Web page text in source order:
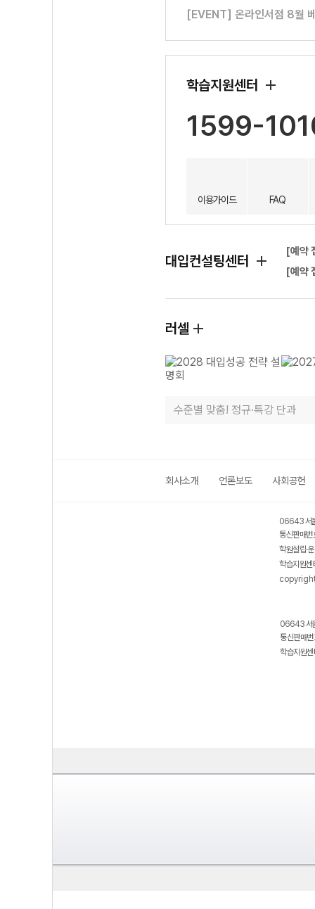
[EVENT] 온라인서점 8월
학습지원센터
1599-
이용가이드 FAQ
대입컨설팅센터
[예약
[예약
러셀
수준별 맞춤! 정규·특강 단과
회사소개 언론보도 사회공헌
06643 서
통신판매
학원설립·
학습지원
06643 서
통신판매
학습지원